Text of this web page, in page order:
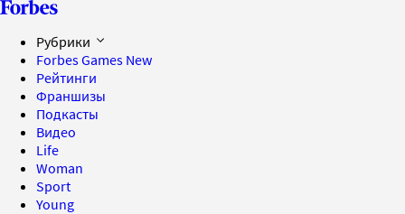
Рубрики
Forbes Games New
Рейтинги
Франшизы
Подкасты
Видео
Life
Woman
Sport
Young